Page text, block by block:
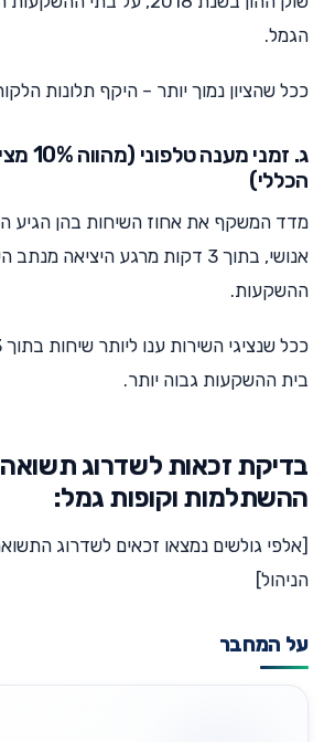
הגמל.
ככל שהציון נמוך יותר – היקף תלונות
ג. זמני
הכללי)
מדד המשקף את אחוז השיחות בהן הגיע
אנושי, בתוך 3 דקות מרגע היציאה
ההשקעות.
בית ההשקעות גבוה יותר.
בדיקת זכאות לשדרוג
ההשתלמות וקופות גמל:
[אלפי גולשים נמצאו זכאים לשדרוג
הניהול]
על המחבר